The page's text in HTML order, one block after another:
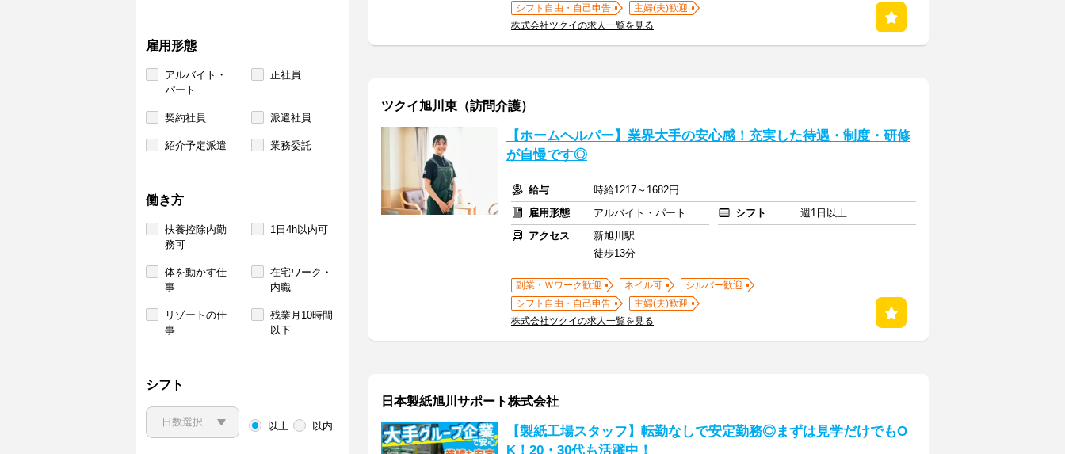
雇用形態
アルバイト・
パート
正社員
契約社員 派遣社員
紹介予定派遣 業務委託
働き方
扶養控除内勤
務可
1日4h以内可
体を動かす仕
事
在宅ワーク・
内職
リゾートの仕
事
残業月10時間
以下
シフト
以上 以内
シフト自由・自己申告
主婦(夫)歓迎
株式会社ツクイの求人一覧を見る
ツクイ旭川東（訪問介護）
【ホームヘルパー】業界大手の安心感！充実した待遇・制度・研修
が自慢です◎
給与
時給1217～1682円
雇用形態
アルバイト・パート シフト
週1日以上
アクセス
新旭川駅
徒歩13分
副業・Ｗワーク歓迎 ネイル可
シルバー歓迎
シフト自由・自己申告
主婦(夫)歓迎
株式会社ツクイの求人一覧を見る
日本製紙旭川サポート株式会社
【製紙工場スタッフ】転勤なしで安定勤務◎まずは見学だけでもO
K！20・30代も活躍中！